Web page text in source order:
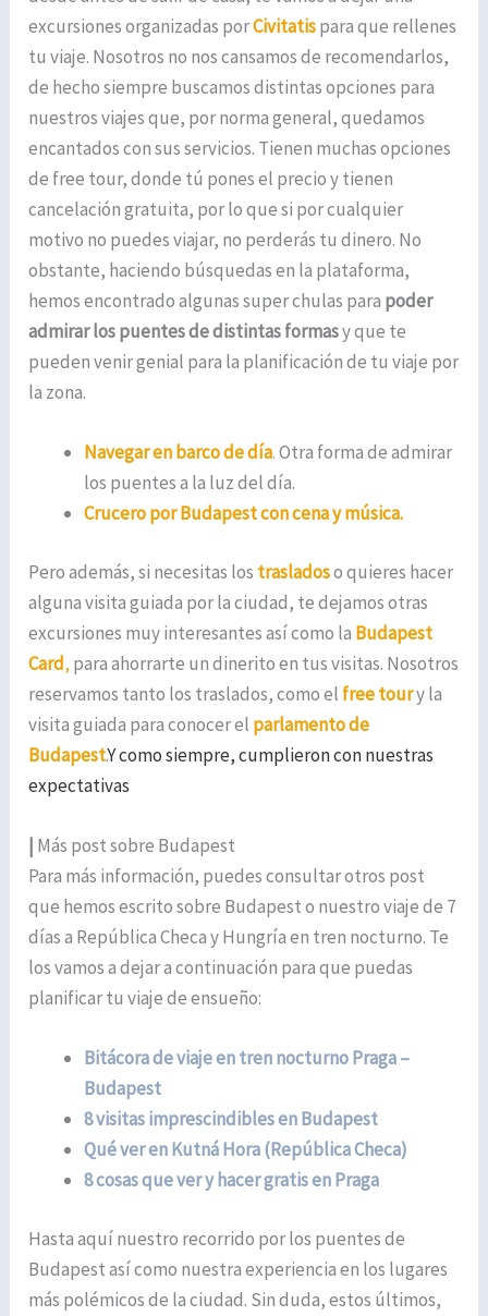
excursiones organizadas porCivitatispara que rellenes
tu viaje. Nosotros no nos cansamos de recomendarlos,
de hecho siempre buscamos distintas opciones para
nuestros viajes que, por norma general, quedamos
encantados con sus servicios. Tienen muchas opciones
de free tour, donde tú pones el precio y tienen
cancelación gratuita, por lo que si por cualquier
motivo no puedes viajar, no perderás tu dinero. No
obstante, haciendo búsquedas en la plataforma,
hemos encontrado algunas super chulas para poder
admirar los puentes de distintas formasy que te
pueden venir genial para la planificación de tu viaje por
la zona.
Navegar en barco de día.Otra forma de admirar
los puentes a la luz del día.
Crucero por Budapest con cena y música.
Pero además, si necesitas los trasladoso quieres hacer
alguna visita guiada por la ciudad, te dejamos otras
excursiones muy interesantes así como la Budapest
Card, para ahorrarte un dinerito en tus visitas. Nosotros
reservamos tanto los traslados, como el free toury la
visita guiada para conocer el parlamento de
Budapest.Y como siempre, cumplieron con nuestras
expectativas
| Más post sobre Budapest
Para más información, puedes consultar otros post
que hemos escrito sobre Budapest o nuestro viaje de 7
días a República Checa y Hungría en tren nocturno. Te
los vamos a dejar a continuación para que puedas
planificar tu viaje de ensueño:
Bitácora de viaje en tren nocturno Praga –
Budapest
8 visitas imprescindibles en Budapest
Qué ver en Kutná Hora (República Checa)
8 cosas que ver y hacer gratis en Praga
Hasta aquí nuestro recorrido por los puentes de
Budapest así como nuestra experiencia en los lugares
más polémicos de la ciudad. Sin duda, estos últimos,